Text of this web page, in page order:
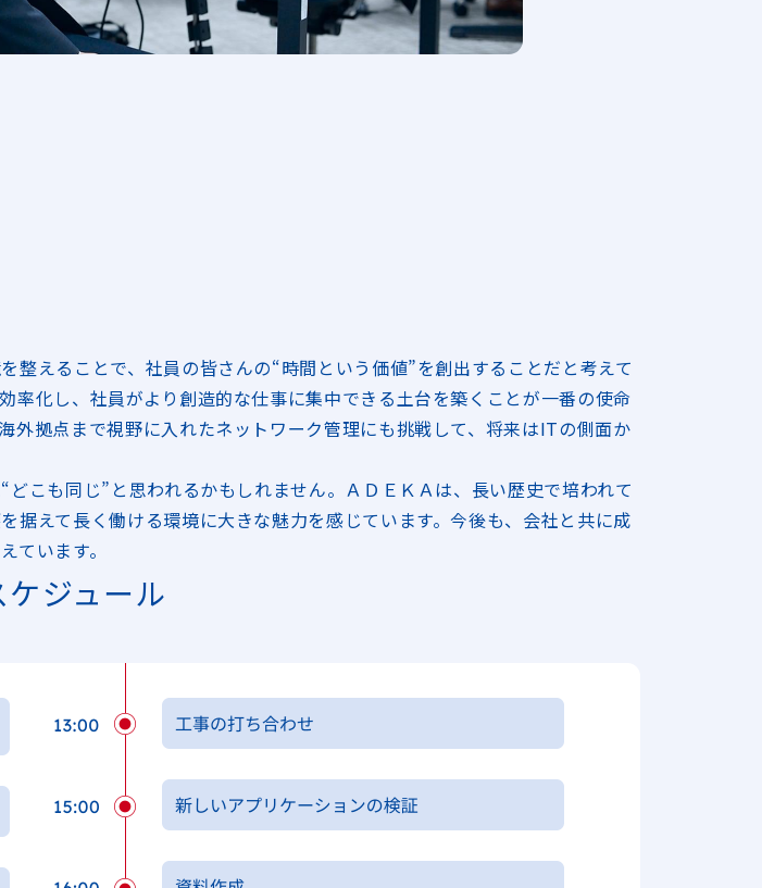
えることで、社員の皆さんの“時間という価値”を創出することだと考えて
化し、社員がより創造的な仕事に集中できる土台を築くことが一番の使命
外拠点まで視野に入れたネットワーク管理にも挑戦して、将来はITの側面か
こも同じ”と思われるかもしれません。ＡＤＥＫＡは、長い歴史で培われて
えて長く働ける環境に大きな魅力を感じています。今後も、会社と共に成
ています。
ジュール